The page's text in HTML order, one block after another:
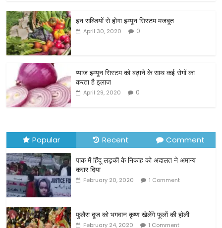
c
e
b
o
o
k
itt
er
ar
e
इन सब्जियों से होगा इम्यून सिस्टम मजबूत
April 30, 2020 0
प्याज इम्यून सिस्टम को बढ़ाने के साथ कई रोगों का
करता है इलाज
April 29, 2020 0
Popular Recent Comment
पाक में हिंदू लड़की के निकाह को अदालत ने अमान्य
करार दिया
February 20, 2020 1 Comment
फुलैरा दूज को भगवान कृष्ण खेलेंगे फूलों की होली
February 24, 2020 1 Comment